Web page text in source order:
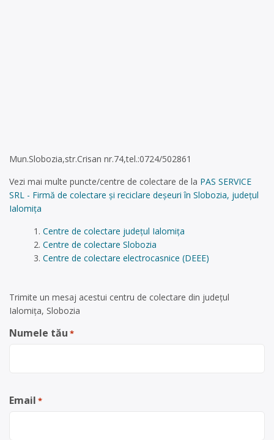
Mun.Slobozia,str.Crisan nr.74,tel.:0724/502861
Vezi mai multe puncte/centre de colectare de la PAS SERVICE
SRL - Firmă de colectare și reciclare deșeuri în Slobozia, județul
Ialomița
Centre de colectare județul Ialomița
Centre de colectare Slobozia
Centre de colectare electrocasnice (DEEE)
Trimite un mesaj acestui centru de colectare din județul
Ialomița, Slobozia
Numele tău *
Email *